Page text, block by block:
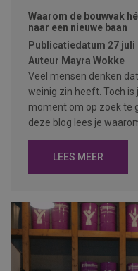
Waarom de bouwvak
naar een nieuwe baan
Publicatiedatum 27 juli
Auteur Mayra Wokke
Veel mensen denken
weinig zin heeft. Toch
moment om op zoek te
deze blog lees je
LEES MEER